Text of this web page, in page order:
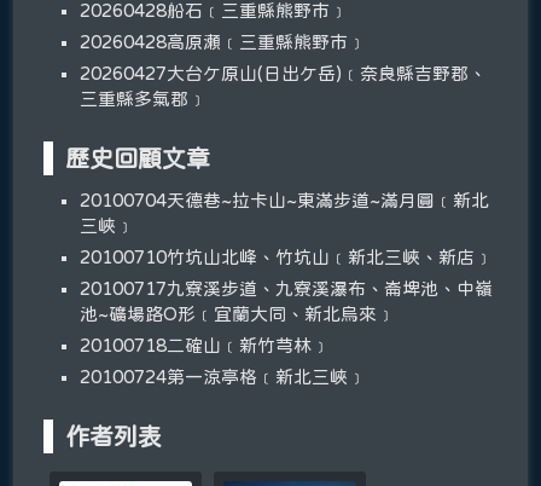
20260428船石﹝三重縣熊野市﹞
20260428高原瀬﹝三重縣熊野市﹞
20260427大台ケ原山(日出ケ岳)﹝奈良縣吉野郡、
三重縣多氣郡﹞
歷史回顧文章
20100704天德巷~拉卡山~東滿步道~滿月圓﹝新北
三峽﹞
20100710竹坑山北峰、竹坑山﹝新北三峽、新店﹞
20100717九寮溪步道、九寮溪瀑布、崙埤池、中嶺
池~礦場路O形﹝宜蘭大同、新北烏來﹞
20100718二確山﹝新竹芎林﹞
20100724第一涼亭格﹝新北三峽﹞
作者列表